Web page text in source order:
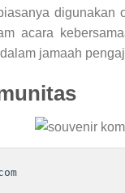
digunakan
acara
jamaah